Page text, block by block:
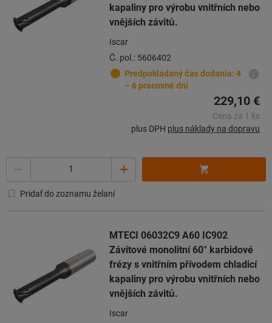
kapaliny pro výrobu vnitřních nebo
vnějších závitů.
Iscar
Č. pol.: 5606402
Predpokladaný čas dodania: 4
– 6 pracovné dni
229,10 €
Cena za 1 ks
plus DPH plus náklady na dopravu
Pridať do zoznamu želaní
MTECI 06032C9 A60 IC902
Závitové monolitní 60° karbidové
frézy s vnitřním přívodem chladicí
kapaliny pro výrobu vnitřních nebo
vnějších závitů.
Iscar